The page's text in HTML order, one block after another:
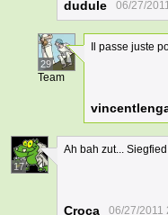
dudule 06/27/
29
Team
Il passe juste
17
Ah bah zut...
Croca 06/27/2011